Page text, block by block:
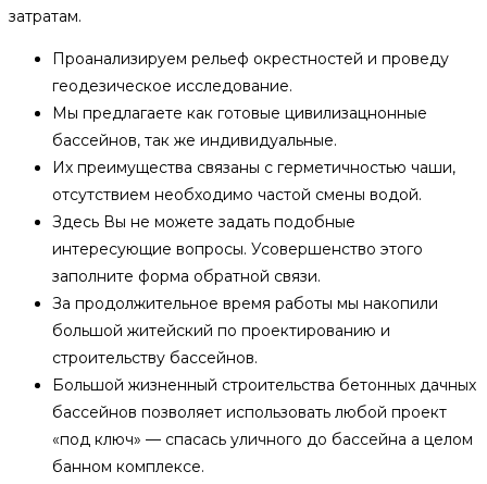
затратам.
Проанализируем рельеф окрестностей и проведу
геодезическое исследование.
Мы предлагаете как готовые цивилизацнонные
бассейнов, так же индивидуальные.
Их преимущества связаны с герметичностью чаши,
отсутствием необходимо частой смены водой.
Здесь Вы не можете задать подобные
интересующие вопросы. Усовершенство этого
заполните форма обратной связи.
За продолжительное время работы мы накопили
большой житейский по проектированию и
строительству бассейнов.
Большой жизненный строительства бетонных дачных
бассейнов позволяет использовать любой проект
«под ключ» — спасась уличного до бассейна а целом
банном комплексе.